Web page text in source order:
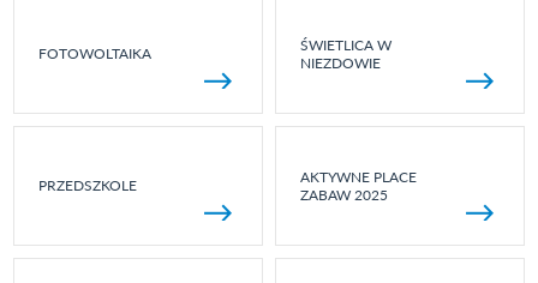
FOTOWOLTAIKA
ŚWIETLICA W
NIEZDOWIE
PRZEDSZKOLE
AKTYWNE PLACE
ZABAW 2025